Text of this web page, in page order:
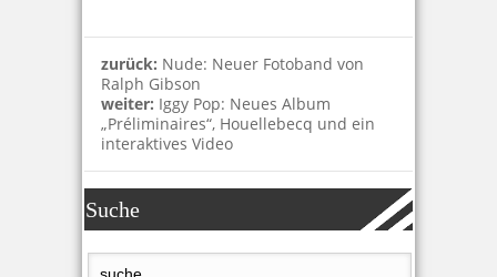
zurück: Nude: Neuer Fotoband von
Ralph Gibson
weiter: Iggy Pop: Neues Album
„Préliminaires“, Houellebecq und ein
interaktives Video
Suche